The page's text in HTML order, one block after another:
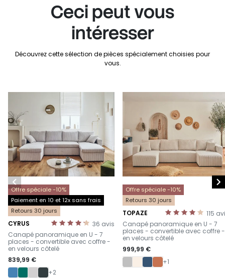
Ceci peut vous
intéresser
Découvrez cette sélection de pièces spécialement choisies pour
vous.
Offre spéciale -10%
Paiement en 10 et 12x sans frais
Retours 30 jours
36 avis
CYRUS
-
Canapé panoramique en U - 7
places - convertible avec coffre -
en velours côtelé
839,99 €
+2
Offre spéciale -10%
Retours 30 jours
115
TOPAZE
-
Canapé panoramique en U - 7
places - convertible avec coffre -
en velours côtelé
999,99 €
+1
 